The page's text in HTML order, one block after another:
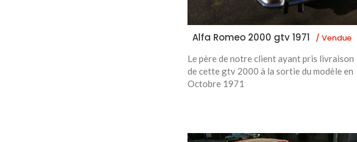
Alfa Romeo 2000 gtv 1971 / Vendue
Le père de notre client ayant pris livraison
de cette gtv 2000 à la sortie du modèle en
Octobre 1971